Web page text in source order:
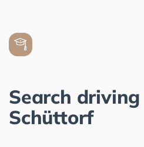
Search
Schüttorf